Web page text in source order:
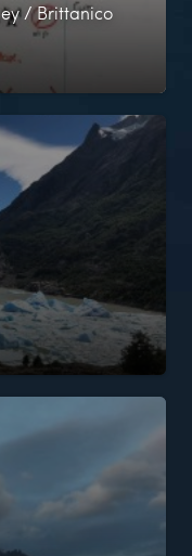
/ Brittanico